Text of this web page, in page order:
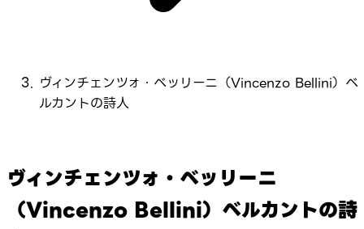
ヴィンチェンツォ・ベッリーニ（Vincenzo Bellini）ベ
ルカントの詩人
ヴィンチェンツォ・ベッリーニ
（Vincenzo Bellini）ベルカントの詩